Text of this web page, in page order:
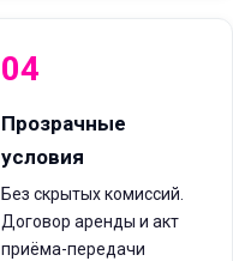
04
Прозрачные
условия
Без скрытых комиссий.
Договор аренды и акт
приёма-передачи